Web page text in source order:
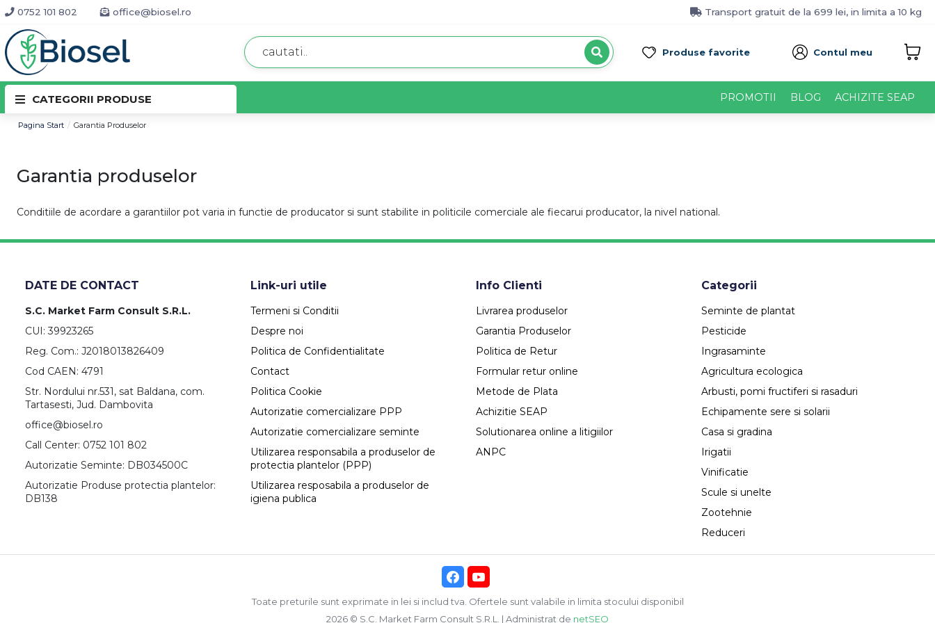
0752 101 802 office@biosel.ro Transport gratuit de la 699 lei, in limita a 10 kg
Produse favorite Contul meu
CATEGORII PRODUSE PROMOTII BLOG ACHIZITE SEAP
Pagina Start Garantia Produselor
Garantia produselor
Conditiile de acordare a garantiilor pot varia in functie de producator si sunt stabilite in politicile comerciale ale fiecarui producator, la nivel national.
DATE DE CONTACT
S.C. Market Farm Consult S.R.L.
CUI: 39923265
Reg. Com.: J2018013826409
Cod CAEN: 4791
Str. Nordului nr.531, sat Baldana, com.
Tartasesti, Jud. Dambovita
office@biosel.ro
Call Center: 0752 101 802
Autorizatie Seminte: DB034500C
Autorizatie Produse protectia plantelor:
DB138
Link-uri utile
Termeni si Conditii
Despre noi
Politica de Confidentialitate
Contact
Politica Cookie
Autorizatie comercializare PPP
Autorizatie comercializare seminte
Utilizarea responsabila a produselor de
protectia plantelor (PPP)
Utilizarea resposabila a produselor de
igiena publica
Info Clienti
Livrarea produselor
Garantia Produselor
Politica de Retur
Formular retur online
Metode de Plata
Achizitie SEAP
Solutionarea online a litigiilor
ANPC
Categorii
Seminte de plantat
Pesticide
Ingrasaminte
Agricultura ecologica
Arbusti, pomi fructiferi si rasaduri
Echipamente sere si solarii
Casa si gradina
Irigatii
Vinificatie
Scule si unelte
Zootehnie
Reduceri
Toate preturile sunt exprimate in lei si includ tva. Ofertele sunt valabile in limita stocului disponibil
2026 © S.C. Market Farm Consult S.R.L. | Administrat de netSEO